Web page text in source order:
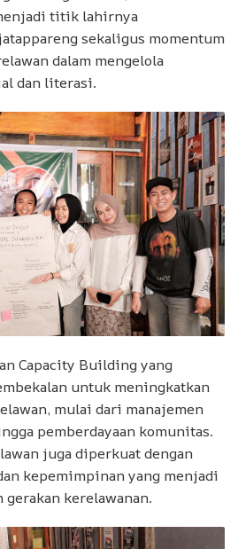
titik lahirnya
sekaligus momentum
dalam mengelola
dan literasi.
Capacity Building yang
untuk meningkatkan
mulai dari manajemen
pemberdayaan komunitas.
juga diperkuat dengan
kepemimpinan yang menjadi
kerelawanan.